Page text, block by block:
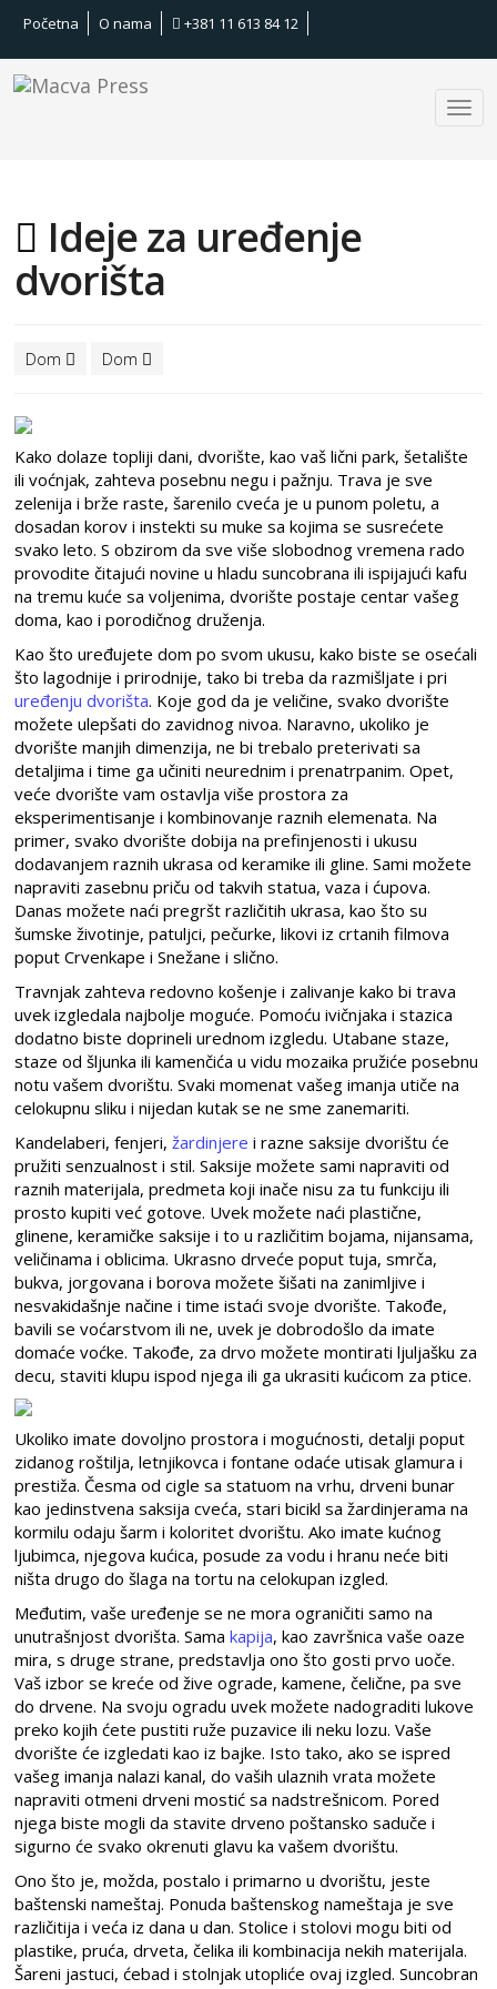
Početna O nama +381 11 613 84 12
Ideje za uređenje
dvorišta
Dom Dom
Kako dolaze topliji dani, dvorište, kao vaš lični park, šetalište
ili voćnjak, zahteva posebnu negu i pažnju. Trava je sve
zelenija i brže raste, šarenilo cveća je u punom poletu, a
dosadan korov i instekti su muke sa kojima se susrećete
svako leto. S obzirom da sve više slobodnog vremena rado
provodite čitajući novine u hladu suncobrana ili ispijajući kafu
na tremu kuće sa voljenima, dvorište postaje centar vašeg
doma, kao i porodičnog druženja.
Kao što uređujete dom po svom ukusu, kako biste se osećali
što lagodnije i prirodnije, tako bi treba da razmišljate i pri
uređenju dvorišta. Koje god da je veličine, svako dvorište
možete ulepšati do zavidnog nivoa. Naravno, ukoliko je
dvorište manjih dimenzija, ne bi trebalo preterivati sa
detaljima i time ga učiniti neurednim i prenatrpanim. Opet,
veće dvorište vam ostavlja više prostora za
eksperimentisanje i kombinovanje raznih elemenata. Na
primer, svako dvorište dobija na prefinjenosti i ukusu
dodavanjem raznih ukrasa od keramike ili gline. Sami možete
napraviti zasebnu priču od takvih statua, vaza i ćupova.
Danas možete naći pregršt različitih ukrasa, kao što su
šumske životinje, patuljci, pečurke, likovi iz crtanih filmova
poput Crvenkape i Snežane i slično.
Travnjak zahteva redovno košenje i zalivanje kako bi trava
uvek izgledala najbolje moguće. Pomoću ivičnjaka i stazica
dodatno biste doprineli urednom izgledu. Utabane staze,
staze od šljunka ili kamenčića u vidu mozaika pružiće posebnu
notu vašem dvorištu. Svaki momenat vašeg imanja utiče na
celokupnu sliku i nijedan kutak se ne sme zanemariti.
Kandelaberi, fenjeri,žardinjere i razne saksije dvorištu će
pružiti senzualnost i stil. Saksije možete sami napraviti od
raznih materijala, predmeta koji inače nisu za tu funkciju ili
prosto kupiti već gotove. Uvek možete naći plastične,
glinene, keramičke saksije i to u različitim bojama, nijansama,
veličinama i oblicima. Ukrasno drveće poput tuja, smrča,
bukva, jorgovana i borova možete šišati na zanimljive i
nesvakidašnje načine i time istaći svoje dvorište. Takođe,
bavili se voćarstvom ili ne, uvek je dobrodošlo da imate
domaće voćke. Takođe, za drvo možete montirati ljuljašku za
decu, staviti klupu ispod njega ili ga ukrasiti kućicom za ptice.
Ukoliko imate dovoljno prostora i mogućnosti, detalji poput
zidanog roštilja, letnjikovca i fontane odaće utisak glamura i
prestiža. Česma od cigle sa statuom na vrhu, drveni bunar
kao jedinstvena saksija cveća, stari bicikl sa žardinjerama na
kormilu odaju šarm i koloritet dvorištu. Ako imate kućnog
ljubimca, njegova kućica, posude za vodu i hranu neće biti
ništa drugo do šlaga na tortu na celokupan izgled.
Međutim, vaše uređenje se ne mora ograničiti samo na
unutrašnjost dvorišta. Samakapija, kao završnica vaše oaze
mira, s druge strane, predstavlja ono što gosti prvo uoče.
Vaš izbor se kreće od žive ograde, kamene, čelične, pa sve
do drvene. Na svoju ogradu uvek možete nadograditi lukove
preko kojih ćete pustiti ruže puzavice ili neku lozu. Vaše
dvorište će izgledati kao iz bajke. Isto tako, ako se ispred
vašeg imanja nalazi kanal, do vaših ulaznih vrata možete
napraviti otmeni drveni mostić sa nadstrešnicom. Pored
njega biste mogli da stavite drveno poštansko saduče i
sigurno će svako okrenuti glavu ka vašem dvorištu.
Ono što je, možda, postalo i primarno u dvorištu, jeste
baštenski nameštaj. Ponuda baštenskog nameštaja je sve
različitija i veća iz dana u dan. Stolice i stolovi mogu biti od
plastike, pruća, drveta, čelika ili kombinacija nekih materijala.
Šareni jastuci, ćebad i stolnjak utopliće ovaj izgled. Suncobran